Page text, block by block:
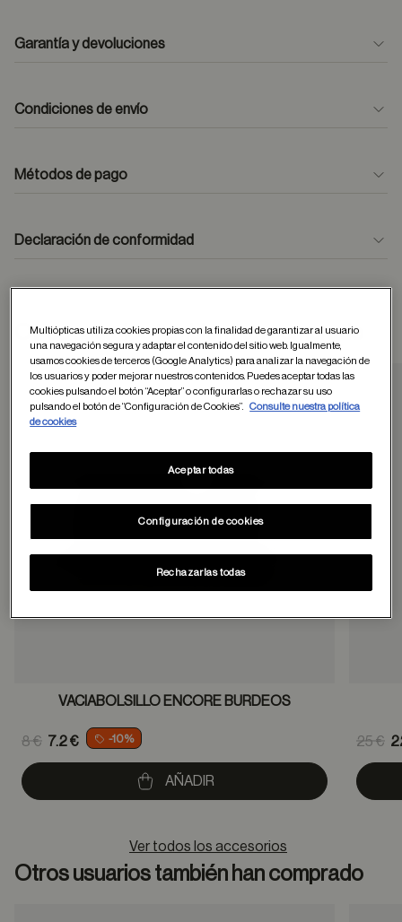
Garantía y devoluciones
Condiciones de envío
Métodos de pago
Declaración de conformidad
Otros usuarios tambien han comprado
Guardar en
VACIABOLSILLO ENCORE BURDEOS
Price reduced from
8 €
to
7.2 € -10%
AÑADIR
25 €
to
Ver todos los accesorios
Otros usuarios también han comprado
Multiópticas utiliza cookies propias con la finalidad de garantizar al usuario
una navegación segura y adaptar el contenido del sitio web. Igualmente,
usamos cookies de terceros (Google Analytics) para analizar la navegación de
los usuarios y poder mejorar nuestros contenidos. Puedes aceptar todas las
cookies pulsando el botón “Aceptar” o configurarlas o rechazar su uso
pulsando el botón de “Configuración de Cookies”.
Consulte nuestra política
de cookies
Configuración de cookies
Rechazarlas todas
Aceptar todas